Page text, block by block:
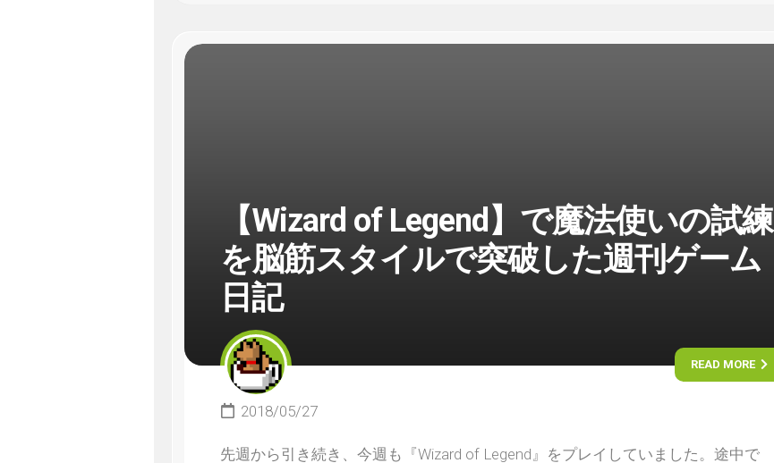
【Wizard of Legend】で魔法使いの試練
を脳筋スタイルで突破した週刊ゲーム
日記
READ MORE
2018/05/27
先週から引き続き、今週も『Wizard of Legend』をプレイしていました。途中で